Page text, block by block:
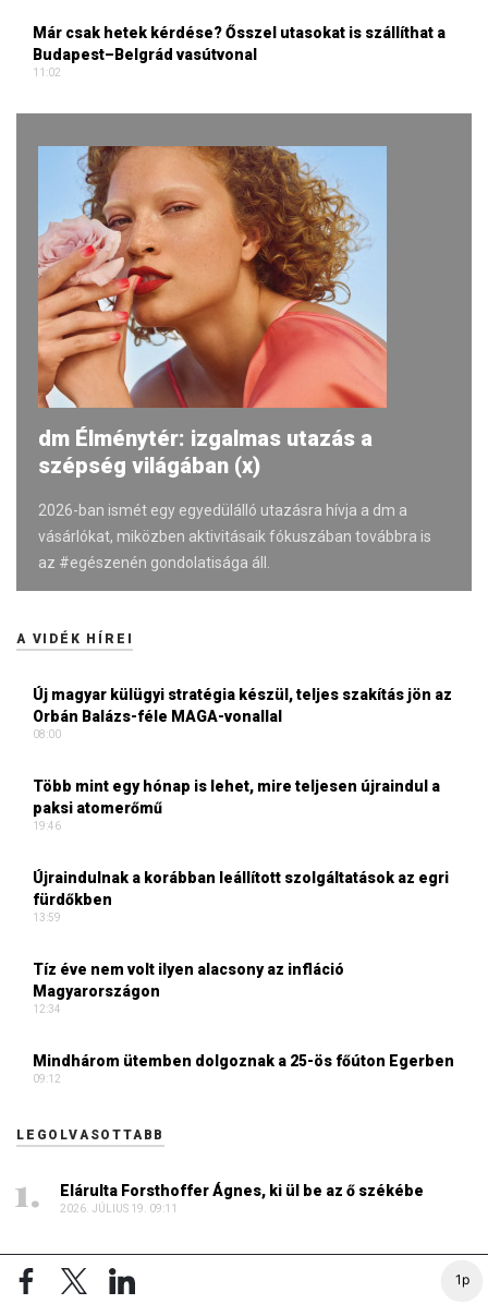
1p
Már csak hetek kérdése? Ősszel utasokat is szállíthat a
Budapest–Belgrád vasútvonal
11:02
dm Élménytér: izgalmas utazás a
szépség világában (x)
2026-ban ismét egy egyedülálló utazásra hívja a dm a
vásárlókat, miközben aktivitásaik fókuszában továbbra is
az #egészenén gondolatisága áll.
A VIDÉK HÍREI
Új magyar külügyi stratégia készül, teljes szakítás jön az
Orbán Balázs-féle MAGA-vonallal
08:00
Több mint egy hónap is lehet, mire teljesen újraindul a
paksi atomerőmű
19:46
Újraindulnak a korábban leállított szolgáltatások az egri
fürdőkben
13:59
Tíz éve nem volt ilyen alacsony az infláció
Magyarországon
12:34
Mindhárom ütemben dolgoznak a 25-ös főúton Egerben
09:12
LEGOLVASOTTABB
Elárulta Forsthoffer Ágnes, ki ül be az ő székébe
2026. JÚLIUS 19. 09:11
A nap képe: száraz lábbal lefotózható a Parlament a
Duna közepéről